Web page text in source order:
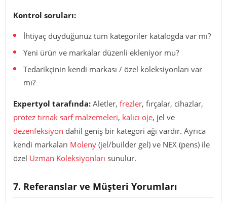
Kontrol soruları:
İhtiyaç duyduğunuz tüm kategoriler katalogda var mı?
Yeni ürün ve markalar düzenli ekleniyor mu?
Tedarikçinin kendi markası / özel koleksiyonları var
mı?
Expertyol tarafında: Aletler, frezler, fırçalar, cihazlar,
protez tırnak sarf malzemeleri, kalıcı oje, jel ve
dezenfeksiyon dahil geniş bir kategori ağı vardır. Ayrıca
kendi markaları Moleny (jel/builder gel) ve NEX (pens) ile
özel Uzman Koleksiyonları sunulur.
7. Referanslar ve Müşteri Yorumları